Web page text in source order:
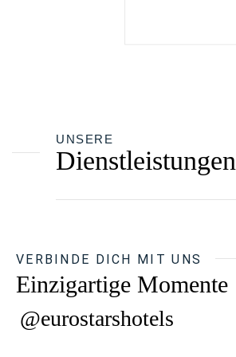
UNSERE
Dienstleistungen
VERBINDE DICH MIT UNS
Einzigartige Momente
@eurostarshotels